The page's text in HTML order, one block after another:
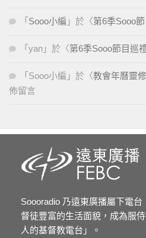
「 Sooo小編 」於〈第6季Sooo
「 yan 」於〈第6季Sooo節目巡
「 Sooo小編 」於〈教會年曆靈
佈留言
Soooradio 乃遠東廣播屬下電
督徒豐富的生活面貌，成為服
人的基督教電台」。